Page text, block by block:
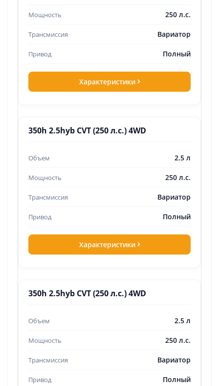
250 л.с.
Вариатор
Полный
Характеристики
350h 2.5hyb CVT (250 л.с.) 4WD
2.5 л
250 л.с.
Вариатор
Полный
Характеристики
350h 2.5hyb CVT (250 л.с.) 4WD
2.5 л
250 л.с.
Вариатор
Полный